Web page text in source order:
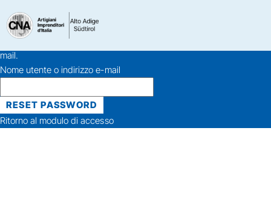
Avete dimenticato la password?
Inserire il nome utente o l'indirizzo e-mail. Le istruzioni per
reimpostare la password vi saranno immediatamente inviate via e-
mail.
Nome utente o indirizzo e-mail
Ritorno al modulo di accesso